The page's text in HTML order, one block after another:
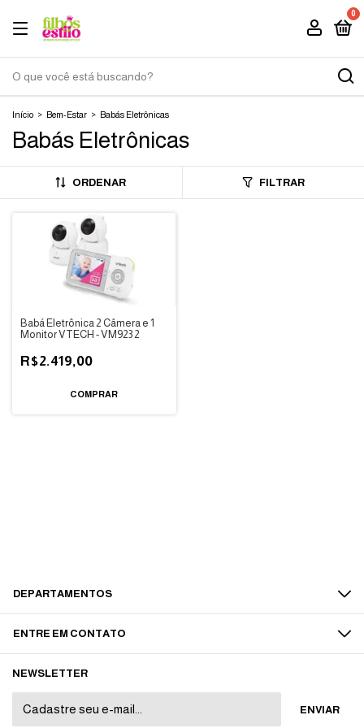
0
Início > Bem-Estar > Babás Eletrônicas
Babás Eletrônicas
ORDENAR FILTRAR
Babá Eletrônica 2 Câmera e 1
Monitor VTECH - VM923 2
R$2.419,00
DEPARTAMENTOS
ENTRE EM CONTATO
NEWSLETTER